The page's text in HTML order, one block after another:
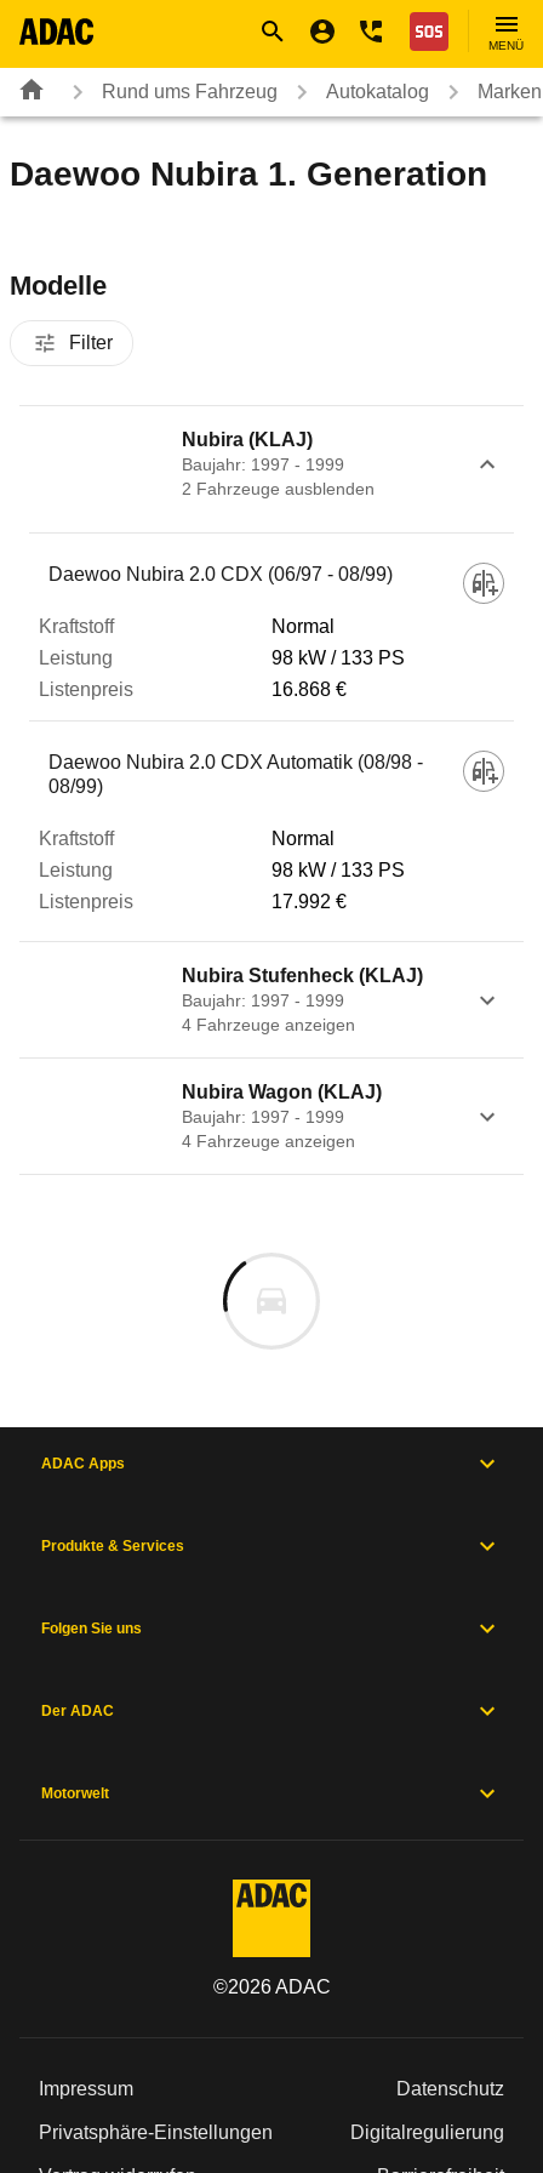
Nothilfe
MENÜ
Rund ums Fahrzeug Autokatalog
Daewoo Nubira 1. Generation
Modelle
Filter
Nubira (KLAJ)
Baujahr: 1997 - 1999
2 Fahrzeuge ausblenden
Fahrzeug
Kraftstoff
Leistung
Listenpreis
Zum Vergleich hinzufügen
Daewoo Nubira 2.0 CDX (06/97 - 08/99)
Normal
98 kW
133 PS
16.868 €
Daewoo Nubira 2.0 CDX Automatik (08/98 -
08/99)
Normal
98 kW
133 PS
17.992 €
Nubira Stufenheck (KLAJ)
Baujahr: 1997 - 1999
4 Fahrzeuge anzeigen
Nubira Wagon (KLAJ)
Baujahr: 1997 - 1999
4 Fahrzeuge anzeigen
ADAC Apps
Produkte & Services
Folgen Sie uns
Der ADAC
Motorwelt
©2026ADAC
Impressum Datenschutz
Privatsphäre-Einstellungen Digitalregulierung